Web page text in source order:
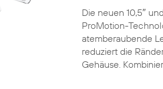
Die neuen 10,5″
ProMotion-
atemberaubende
reduziert die
Gehäuse.